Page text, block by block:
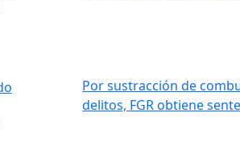
Por sustracción de
delitos, FGR obtiene